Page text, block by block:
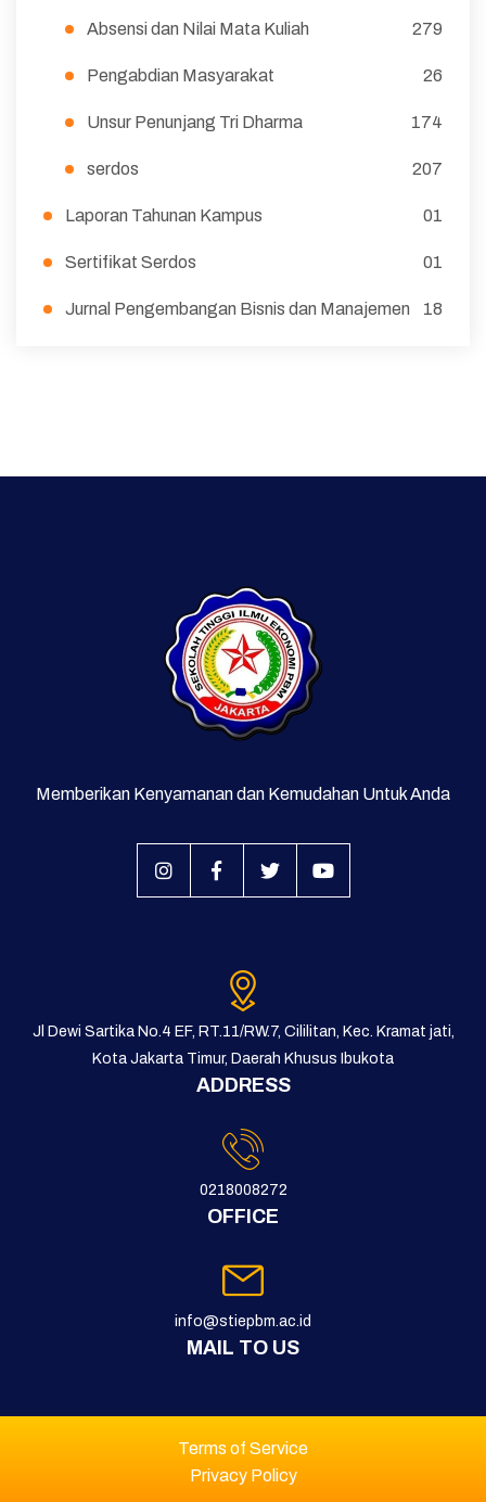
Absensi dan Nilai Mata Kuliah 279
Pengabdian Masyarakat 26
Unsur Penunjang Tri Dharma 174
serdos 207
Laporan Tahunan Kampus 01
Sertifikat Serdos 01
Jurnal Pengembangan Bisnis dan Manajemen 18
Memberikan Kenyamanan dan Kemudahan Untuk Anda
Jl Dewi Sartika No.4 EF, RT.11/RW.7, Cililitan, Kec. Kramat jati,
Kota Jakarta Timur, Daerah Khusus Ibukota
ADDRESS
0218008272
OFFICE
info@stiepbm.ac.id
MAIL TO US
Terms of Service
Privacy Policy